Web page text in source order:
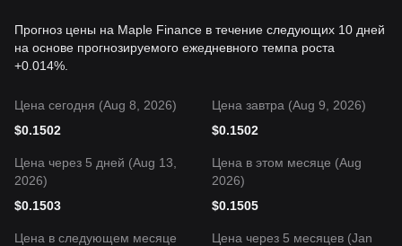
Прогноз цены на Maple Finance в течение следующих 10 дней
на основе прогнозируемого ежедневного темпа роста
+0.014%.
Цена сегодня (Aug 8, 2026)
$0.1502
Цена завтра (Aug 9, 2026)
$0.1502
Цена через 5 дней (Aug 13,
2026)
$0.1503
Цена в этом месяце (Aug
2026)
$0.1505
Цена в следующем месяце
Цена через 5 месяцев (Jan